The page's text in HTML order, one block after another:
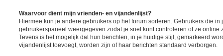
Waarvoor dient mijn vrienden- en vijandenlijst?
Hiermee kun je andere gebruikers op het forum sorteren. Gebruikers die
gebruikerspaneel weergegeven zodat je snel kunt controleren of ze online
Tevens is het mogelijk dat hun berichten, in je huidige stijl, gemarkeerd
vijandenlijst toevoegt, worden zijn of haar berichten standaard verborgen.